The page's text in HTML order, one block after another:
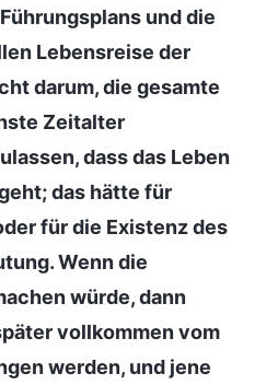
und die
Lebensreise der
darum, die gesamte
Zeitalter
dass das Leben
das hätte für
für die Existenz des
Wenn die
würde, dann
vollkommen vom
werden, und jene